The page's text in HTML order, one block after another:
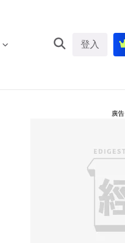
登入
廣告